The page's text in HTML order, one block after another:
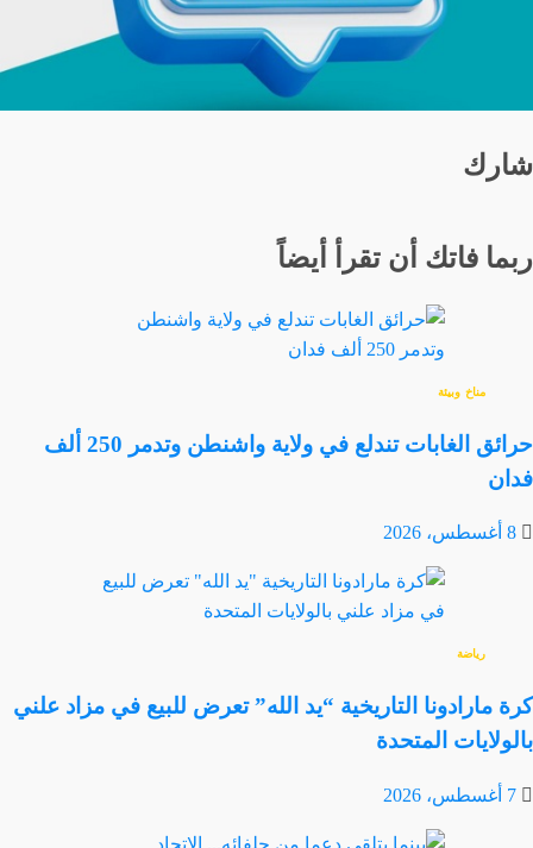
شارك
ربما فاتك أن تقرأ أيضاً
مناخ وبيئة
حرائق الغابات تندلع في ولاية واشنطن وتدمر 250 ألف
فدان
8 أغسطس، 2026
رياضة
كرة مارادونا التاريخية “يد الله” تعرض للبيع في مزاد علني
بالولايات المتحدة
7 أغسطس، 2026